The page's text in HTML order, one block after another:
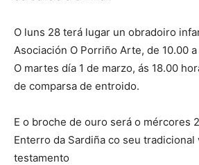
O luns 28 terá lugar un obradoiro
Asociación O Porriño Arte, de 10.00
O martes día 1 de marzo, ás 18.00
de comparsa de entroido.
E o broche de ouro será o mércores
Enterro da Sardiña co seu
testamento